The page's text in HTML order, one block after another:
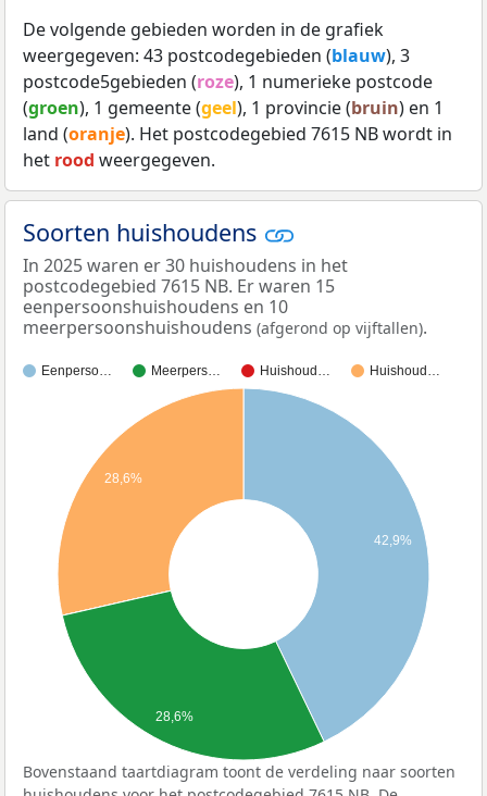
De volgende gebieden worden in de grafiek
weergegeven: 43 postcodegebieden (blauw), 3
postcode5gebieden (roze), 1 numerieke postcode
(groen), 1 gemeente (geel), 1 provincie (bruin) en 1
land (oranje). Het postcodegebied 7615 NB wordt in
het rood weergegeven.
Soorten huishoudens
In 2025 waren er 30 huishoudens in het
postcodegebied 7615 NB. Er waren 15
eenpersoonshuishoudens en 10
meerpersoonshuishoudens (afgerond op vijftallen).
Eenperso… Meerpers… Huishoud… Huishoud…
42,9%
28,6%
28,6%
Bovenstaand taartdiagram toont de verdeling naar soorten